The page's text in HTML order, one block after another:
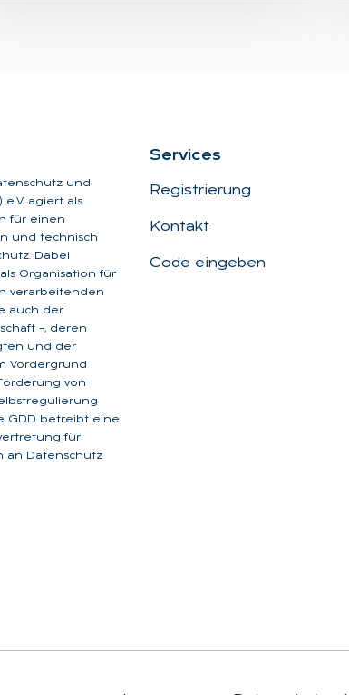
und
agiert als
für einen
und technisch
Dabei
Organisation für
verarbeitenden
auch der
–, deren
und der
Vordergrund
von
GDD betreibt eine
für
an Datenschutz
Ser­vices
Registrierung
Kontakt
Code eingeben